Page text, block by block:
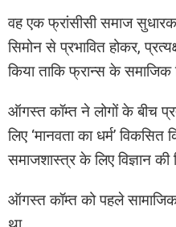
वह एक फ्रांसीसी समाज
सिमोन से प्रभावित होकर,
किया ताकि फ्रान्स के
ऑगस्त कॉम्त ने लोगों के बीच
लिए ‘मानवता का धर्म’
समाजशास्त्र के लिए विज्ञान
ऑगस्त कॉम्त को पहले